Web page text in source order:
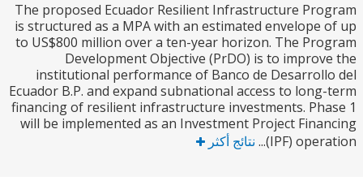
The proposed Ecuador Resilient Infrastructure
is structured as a MPA with an estimated
to US$800 million over a ten-year horizon. The
Development Objective (PrDO) is to
institutional performance of Banco de
Ecuador B.P. and expand subnational access to
financing of resilient infrastructure investments.
will be implemented as an Investment Project
(IPF)
نتائج أكثر